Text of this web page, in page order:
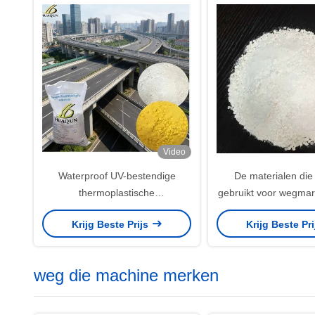
Video
Waterproof UV-bestendige
thermoplastische
wegmarkeerverf met een
applicatietemperatuur van
Krijg Beste Prijs
De materialen
gebruikt voor
een goede
duurzaamheid
Krijg Beste
weg die machine merken